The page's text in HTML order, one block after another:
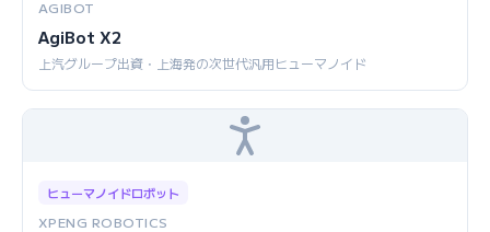
AGIBOT
AgiBot X2
上汽グループ出資・上海発の次世代汎用ヒューマノイド
ヒューマノイドロボット
XPENG ROBOTICS